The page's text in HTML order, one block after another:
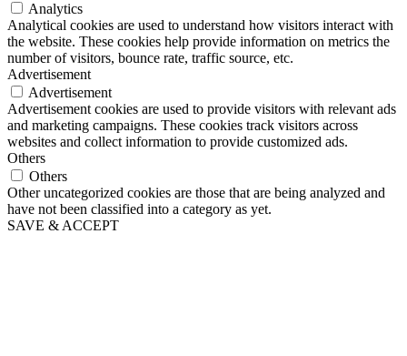
Analytics
Analytical cookies are used to understand how visitors interact with
the website. These cookies help provide information on metrics the
number of visitors, bounce rate, traffic source, etc.
Advertisement
Advertisement
Advertisement cookies are used to provide visitors with relevant ads
and marketing campaigns. These cookies track visitors across
websites and collect information to provide customized ads.
Others
Others
Other uncategorized cookies are those that are being analyzed and
have not been classified into a category as yet.
SAVE & ACCEPT